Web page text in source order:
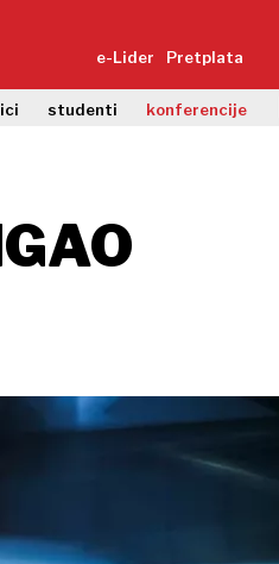
e-Lider Pretplata
studenti konferencije